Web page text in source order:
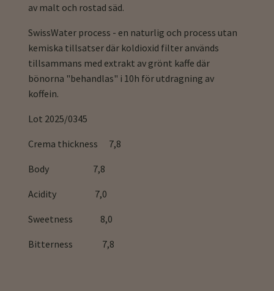
av malt och rostad säd.
SwissWater process - en naturlig och process utan
kemiska tillsatser där koldioxid filter används
tillsammans med extrakt av grönt kaffe där
bönorna "behandlas" i 10h för utdragning av
koffein.
Lot 2025/0345
Crema thickness 7,8
Body 7,8
Acidity 7,0
Sweetness 8,0
Bitterness 7,8